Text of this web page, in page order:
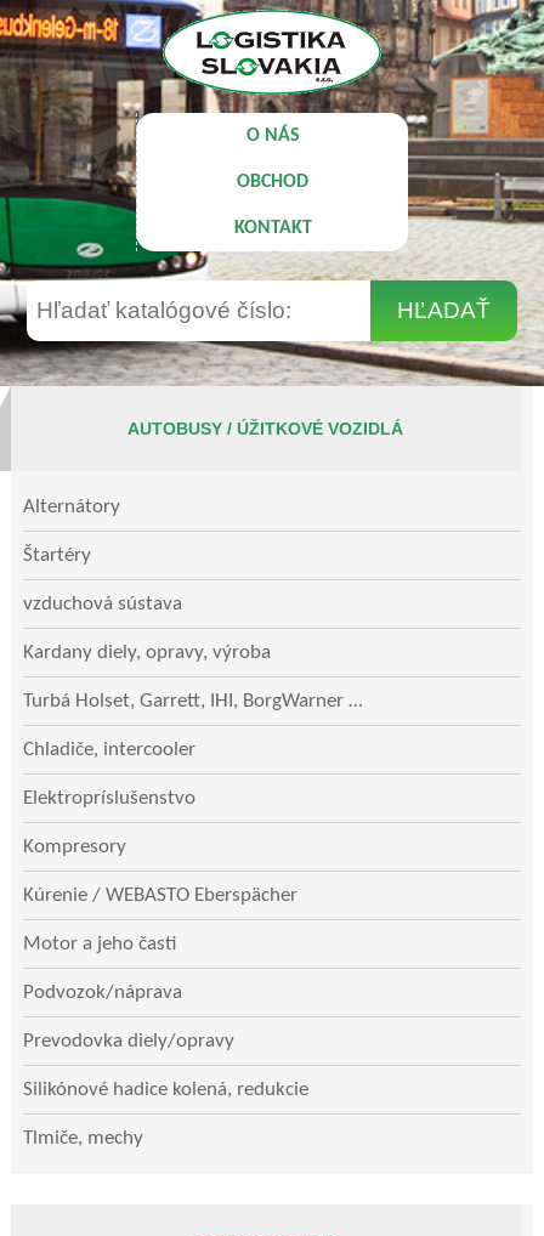
O NÁS
OBCHOD
KONTAKT
AUTOBUSY / ÚŽITKOVÉ VOZIDLÁ
Alternátory
Štartéry
vzduchová sústava
Kardany diely, opravy, výroba
Turbá Holset, Garrett, IHI, BorgWarner …
Chladiče, intercooler
Elektropríslušenstvo
Kompresory
Kúrenie / WEBASTO Eberspächer
Motor a jeho časti
Podvozok/náprava
Prevodovka diely/opravy
Silikónové hadice kolená, redukcie
Tlmiče, mechy